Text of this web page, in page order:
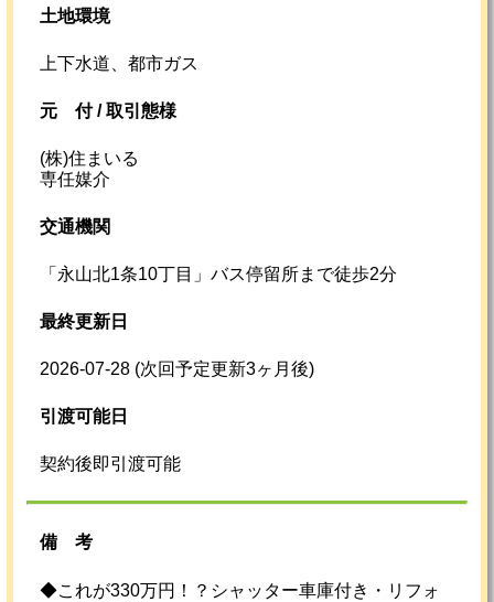
土地環境
上下水道、都市ガス
元 付 /取引態様
(株)住まいる
専任媒介
交通機関
「永山北1条10丁目」バス停留所まで徒歩2分
最終更新日
2026-07-28 (次回予定更新3ヶ月後)
引渡可能日
契約後即引渡可能
備考
◆これが330万円！？シャッター車庫付き・リフォ